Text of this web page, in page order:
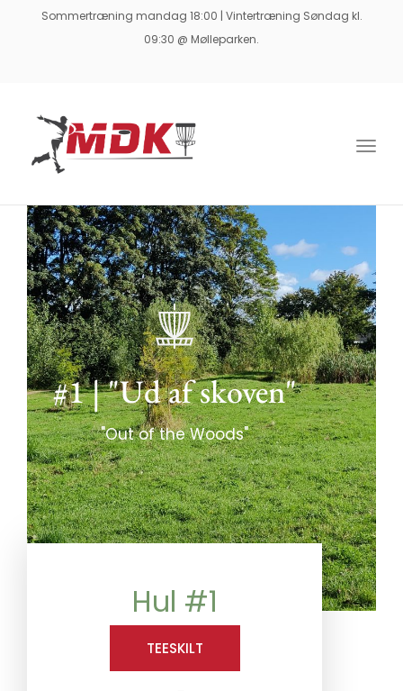
Sommertræning mandag 18:00 | Vintertræning Søndag kl.
09:30 @ Mølleparken.
#1 | "Ud af skoven"
"Out of the Woods"
Hul #1
TEESKILT